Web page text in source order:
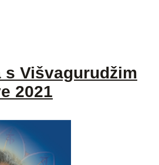
s Višvagurudžim
2021